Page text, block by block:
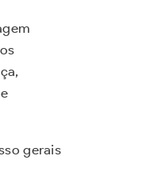
gerais